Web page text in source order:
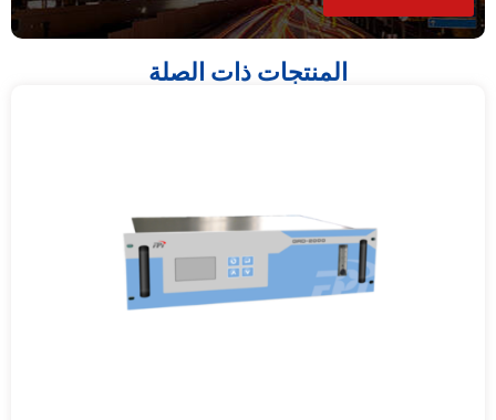
المنتجات ذات الصلة